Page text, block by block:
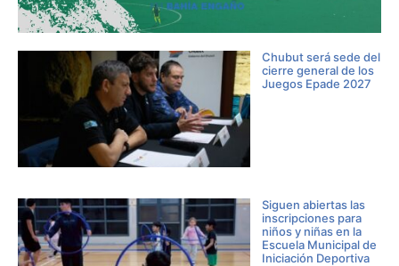
Chubut será sede del
cierre general de los
Juegos Epade 2027
Siguen abiertas las
inscripciones para
niños y niñas en la
Escuela Municipal de
Iniciación Deportiva